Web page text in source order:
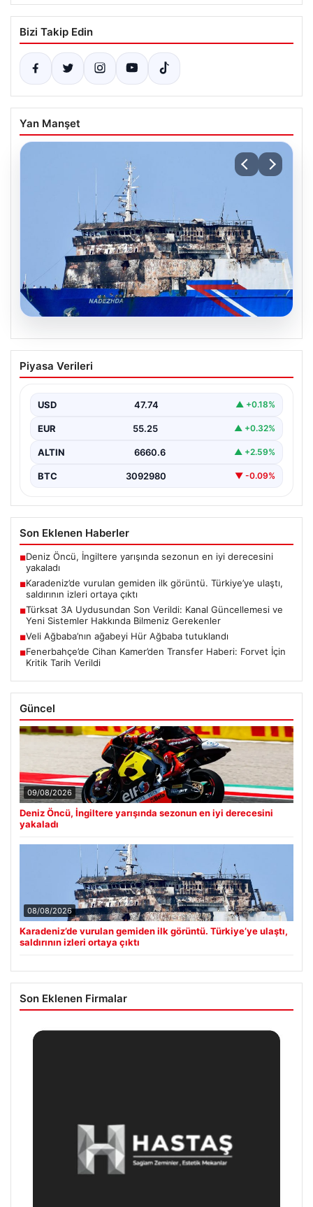
Bizi Takip Edin
Yan Manşet
Karadeniz’de vurulan gemiden ilk
görüntü. Türkiye’ye ulaştı, saldırının
{ “title”: “Karadeniz’de Vurulan NADEZHDA Gemisinin İlk
Karadeniz’de…
Piyasa Verileri
USD 47.74 ▲ +0.18%
EUR 55.25 ▲ +0.32%
ALTIN 6660.6 ▲ +2.59%
BTC 3092980 ▼ -0.09%
Son Eklenen Haberler
■Deniz Öncü, İngiltere yarışında sezonun en iyi derecesini
yakaladı
■Karadeniz’de vurulan gemiden ilk görüntü. Türkiye’ye ulaştı,
saldırının izleri ortaya çıktı
■Türksat 3A Uydusundan Son Verildi: Kanal Güncellemesi ve
Yeni Sistemler Hakkında Bilmeniz Gerekenler
■Veli Ağbaba’nın ağabeyi Hür Ağbaba tutuklandı
■Fenerbahçe’de Cihan Kamer’den Transfer Haberi: Forvet İçin
Kritik Tarih Verildi
Güncel
09/08/2026
Deniz Öncü, İngiltere yarışında sezonun en iyi derecesini
yakaladı
08/08/2026
Karadeniz’de vurulan gemiden ilk görüntü. Türkiye’ye ulaştı,
saldırının izleri ortaya çıktı
Son Eklenen Firmalar